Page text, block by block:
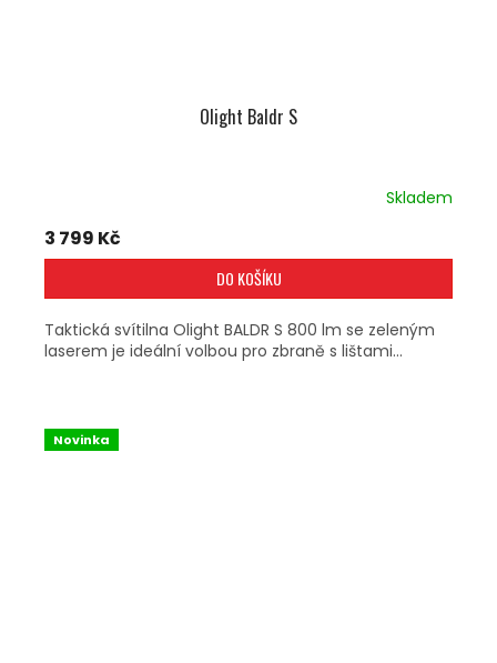
Olight Baldr S
Skladem
3 799 Kč
DO KOŠÍKU
Taktická svítilna Olight BALDR S 800 lm se zeleným
laserem je ideální volbou pro zbraně s lištami...
Novinka